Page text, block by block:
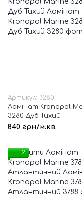
Артикул: 3280
Ламінат Kronopol
3280 Дуб Тихий
840 грн/м.кв.
2